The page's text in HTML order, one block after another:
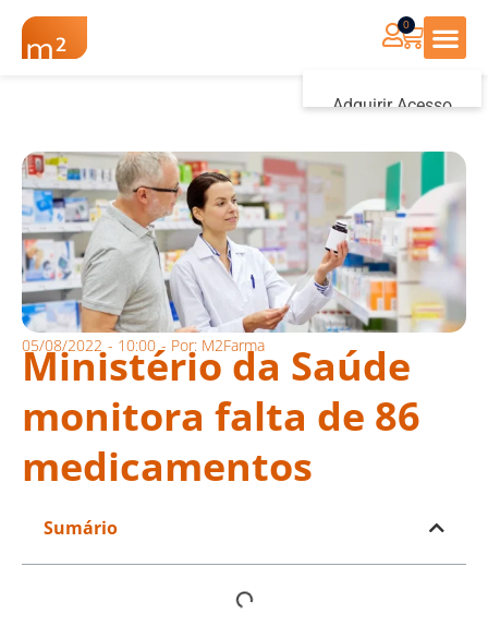
Adquirir Acesso
0
05/08/2022 - 10:00 - Por: M2Farma
Ministério da Saúde
monitora falta de 86
medicamentos
Sumário